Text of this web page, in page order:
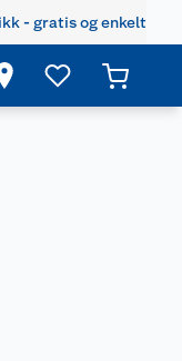
- gratis og enkelt